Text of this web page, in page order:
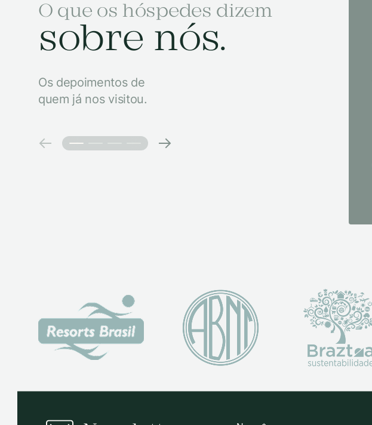
O que os hóspedes dizem
sobre nós.
Os depoimentos de
quem já nos visitou.